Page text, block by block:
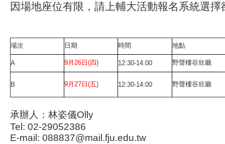
因場地座位有限，請上輔大活動報名系統選
場次 日期 時間 地點
A 9月26日(四) 12:30-14:00 野聲樓谷欣廳
B 9月27日(五) 12:30-14:00 野聲樓谷欣廳
承辦人：林姿儀Olly
Tel: 02-29052386
E-mail: 088837@mail.fju.edu.tw